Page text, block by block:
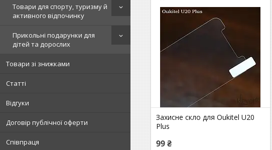
Товари для спорту, туризму й
активного відпочинку
Прикольні подарунки для
дітей та дорослих
Товари зі знижками
Статті
Відгуки
Договір публічної оферти
Співпраця
Захисне скло для Oukitel U20
Plus
99 ₴